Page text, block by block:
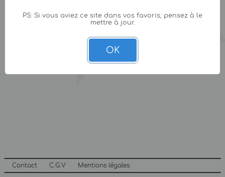
Contact C.G.V Mentions légales
PS: Si vous aviez ce site dans vos favoris, pensez à le
mettre à jour.
OK